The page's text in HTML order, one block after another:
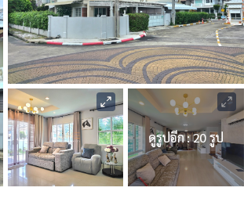
ดูรูปอีก : 20 รูป